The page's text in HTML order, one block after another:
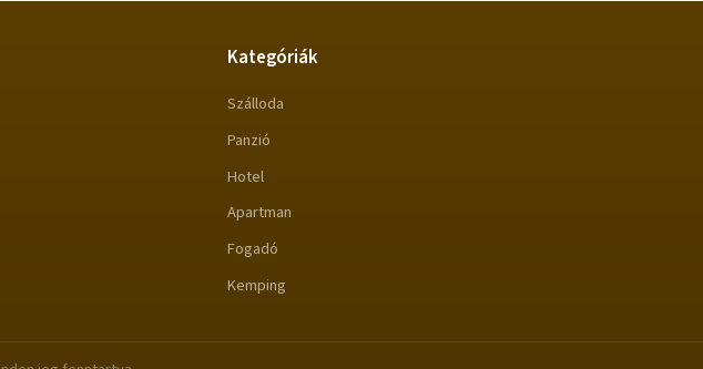
Kategóriák
Szálloda
Panzió
Hotel
Apartman
Fogadó
Kemping